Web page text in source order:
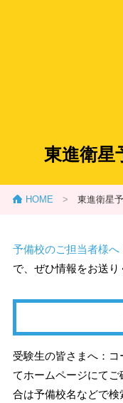
東進衛星
HOME > 東進衛星
予備校のご担当者様へ
で、ぜひ情報をお送り
受験生の皆さまへ：
てホームページにて
合は予備校名などで検